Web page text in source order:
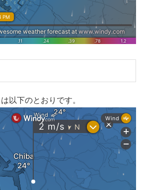
以下のとおりです。